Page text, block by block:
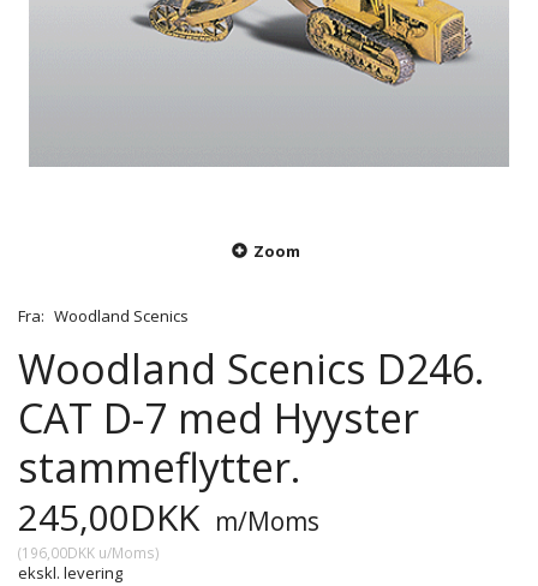
Zoom
Fra: Woodland Scenics
Woodland Scenics D246.
CAT D-7 med Hyyster
stammeflytter.
245,00DKK m/Moms
(196,00DKK u/Moms)
ekskl. levering